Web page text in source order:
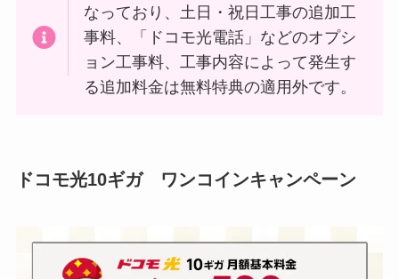
なっており、土日・祝日工事の追加工
事料、「ドコモ光電話」などのオプシ
ョン工事料、工事内容によって発生す
る追加料金は無料特典の適用外です。
ドコモ光10ギガ ワンコインキャンペーン